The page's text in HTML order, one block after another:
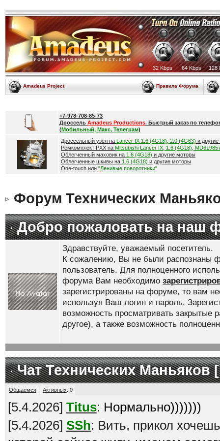
32 Kbps 64 Kbps 128
Amadeus Project Правила Форума
+7-978-708-85-73
Дроссель Amadeus Productions. Быстрый заказ по
(Мобильный, Макс, Телеграм)
Дроссельный узел на Lancer IX 1.6 (4G18), 2.0 (4G63) и
Ремкомплект РХХ на Mitsubishi Lancer IX, 1.6 (4G18),
Облегченный маховик на 1.6 (4G18) и другие моторы
Облегченные шкивы на 1.6 (4G18) и другие моторы
One-touch или "Ленивые поворотники"
Форум Технических
Добро пожаловать на наш
Здравствуйте, уважаемый посетитель.
К сожалению, Вы не были распознаны
пользователь. Для полноценного
форума Вам необходимо
зарегистрированы на форуме, то вам
используя Ваш логин и пароль.
возможность просматривать закрытые
другое), а также возможность
Чат Технических Маньяков [
Общаемся Активных: 0
[5.4.2026] Titus: Нормально)))))))
[5.4.2026] SSh: Вить, прикол